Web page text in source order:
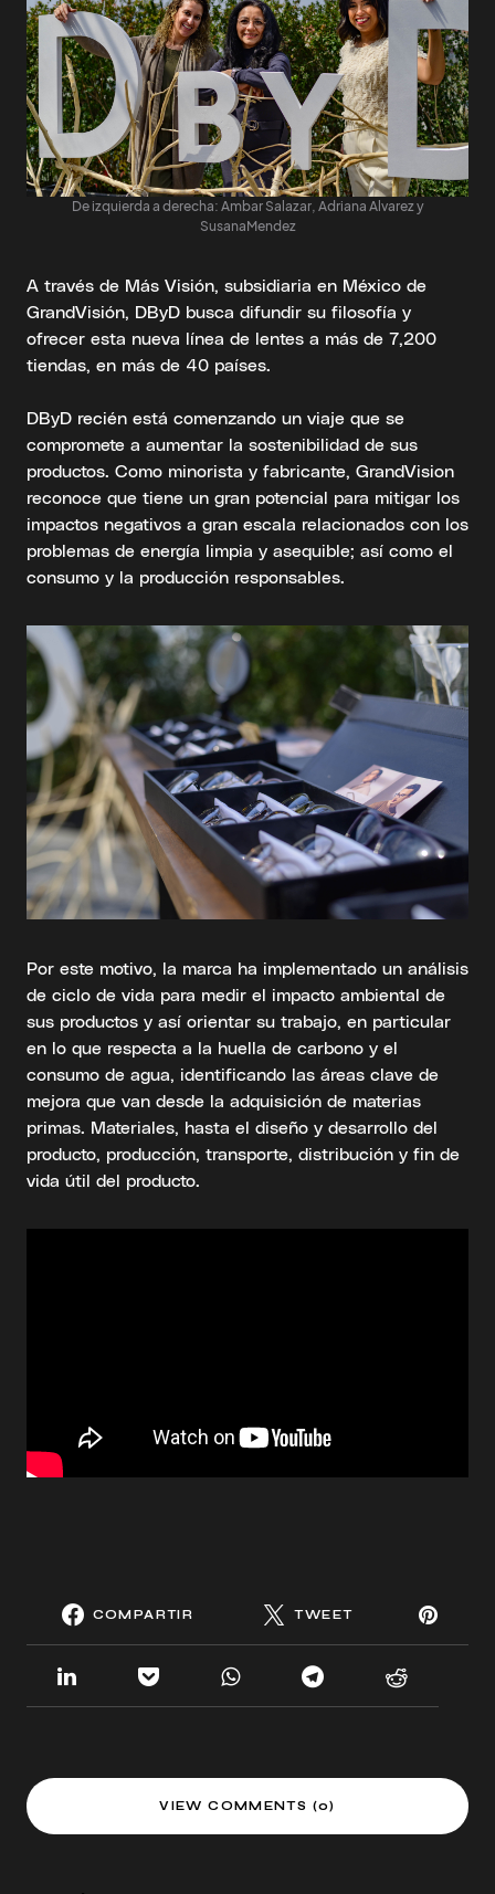
De izquierda a derecha: Ambar Salazar, Adriana Alvarez y
SusanaMendez
A través de Más Visión, subsidiaria en México de
GrandVisión, DByD busca difundir su filosofía y
ofrecer esta nueva línea de lentes a más de 7,200
tiendas, en más de 40 países.
DByD recién está comenzando un viaje que se
compromete a aumentar la sostenibilidad de sus
productos. Como minorista y fabricante, GrandVision
reconoce que tiene un gran potencial para mitigar los
impactos negativos a gran escala relacionados con los
problemas de energía limpia y asequible; así como el
consumo y la producción responsables.
Por este motivo, la marca ha implementado un análisis
de ciclo de vida para medir el impacto ambiental de
sus productos y así orientar su trabajo, en particular
en lo que respecta a la huella de carbono y el
consumo de agua, identificando las áreas clave de
mejora que van desde la adquisición de materias
primas. Materiales, hasta el diseño y desarrollo del
producto, producción, transporte, distribución y fin de
vida útil del producto.
COMPARTIR TWEET
VIEW COMMENTS (0)